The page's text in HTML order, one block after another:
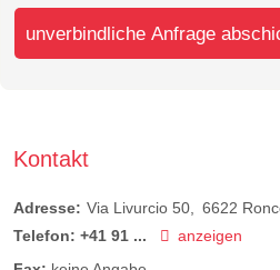
unverbindliche Anfrage
Kontakt
Adresse: Via Livurcio 50 6622
Telefon: +41 91 ...
anzeigen